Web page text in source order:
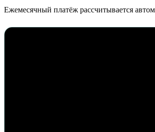
Ежемесячный платёж рассчитывается